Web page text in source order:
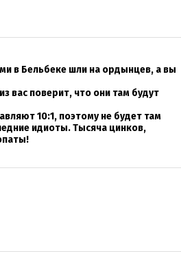
в Бельбеке шли на ордынцев, а вы
вас поверит, что они там будут
10:1, поэтому не будет там
идиоты. Тысяча цинков,